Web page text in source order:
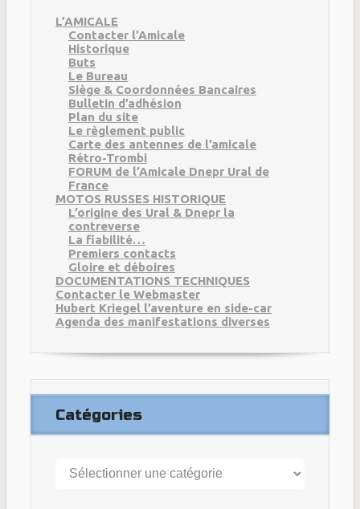
L’AMICALE
Contacter l’Amicale
Historique
Buts
Le Bureau
Siège & Coordonnées Bancaires
Bulletin d’adhésion
Plan du site
Le règlement public
Carte des antennes de l’amicale
Rétro-Trombi
FORUM de l’Amicale Dnepr Ural de
France
MOTOS RUSSES HISTORIQUE
L’origine des Ural & Dnepr la
contreverse
La fiabilité…
Premiers contacts
Gloire et déboires
DOCUMENTATIONS TECHNIQUES
Contacter le Webmaster
Hubert Kriegel l’aventure en side-car
Agenda des manifestations diverses
Catégories
Catégories